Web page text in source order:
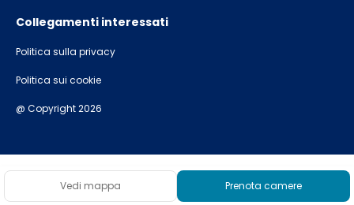
Vedi mappa Prenota camere
Collegamenti interessati
Politica sulla privacy
Politica sui cookie
@ Copyright 2026